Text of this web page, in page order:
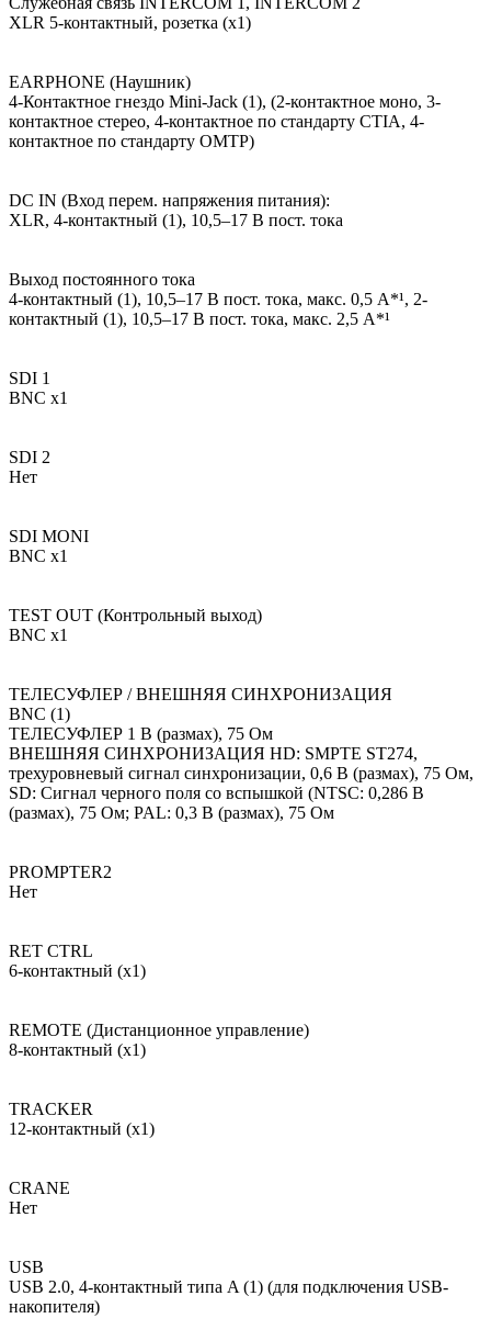
XLR 5-контактный, розетка (х1)
EARPHONE (Наушник)
4-Контактное гнездо Mini-Jack (1), (2-контактное моно, 3-
контактное стерео, 4-контактное по стандарту CTIA, 4-
контактное по стандарту OMTP)
DC IN (Вход перем. напряжения питания):
XLR, 4-контактный (1), 10,5–17 В пост. тока
Выход постоянного тока
4-контактный (1), 10,5–17 В пост. тока, макс. 0,5 A*¹, 2-
контактный (1), 10,5–17 В пост. тока, макс. 2,5 A*¹
SDI 1
BNC x1
SDI 2
Нет
SDI MONI
BNC x1
TEST OUT (Контрольный выход)
BNC x1
ТЕЛЕСУФЛЕР / ВНЕШНЯЯ СИНХРОНИЗАЦИЯ
BNC (1)
ТЕЛЕСУФЛЕР 1 В (размах), 75 Ом
ВНЕШНЯЯ СИНХРОНИЗАЦИЯ HD: SMPTE ST274,
трехуровневый сигнал синхронизации, 0,6 В (размах), 75 Ом,
SD: Сигнал черного поля со вспышкой (NTSC: 0,286 В
(размах), 75 Ом; PAL: 0,3 В (размах), 75 Ом
PROMPTER2
Нет
RET CTRL
6-контактный (x1)
REMOTE (Дистанционное управление)
8-контактный (x1)
TRACKER
12-контактный (x1)
CRANE
Нет
USB
USB 2.0, 4-контактный типа A (1) (для подключения USB-
накопителя)